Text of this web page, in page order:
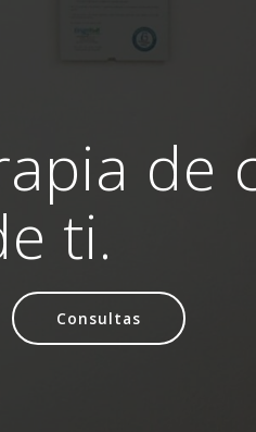
de
ti.
Consultas